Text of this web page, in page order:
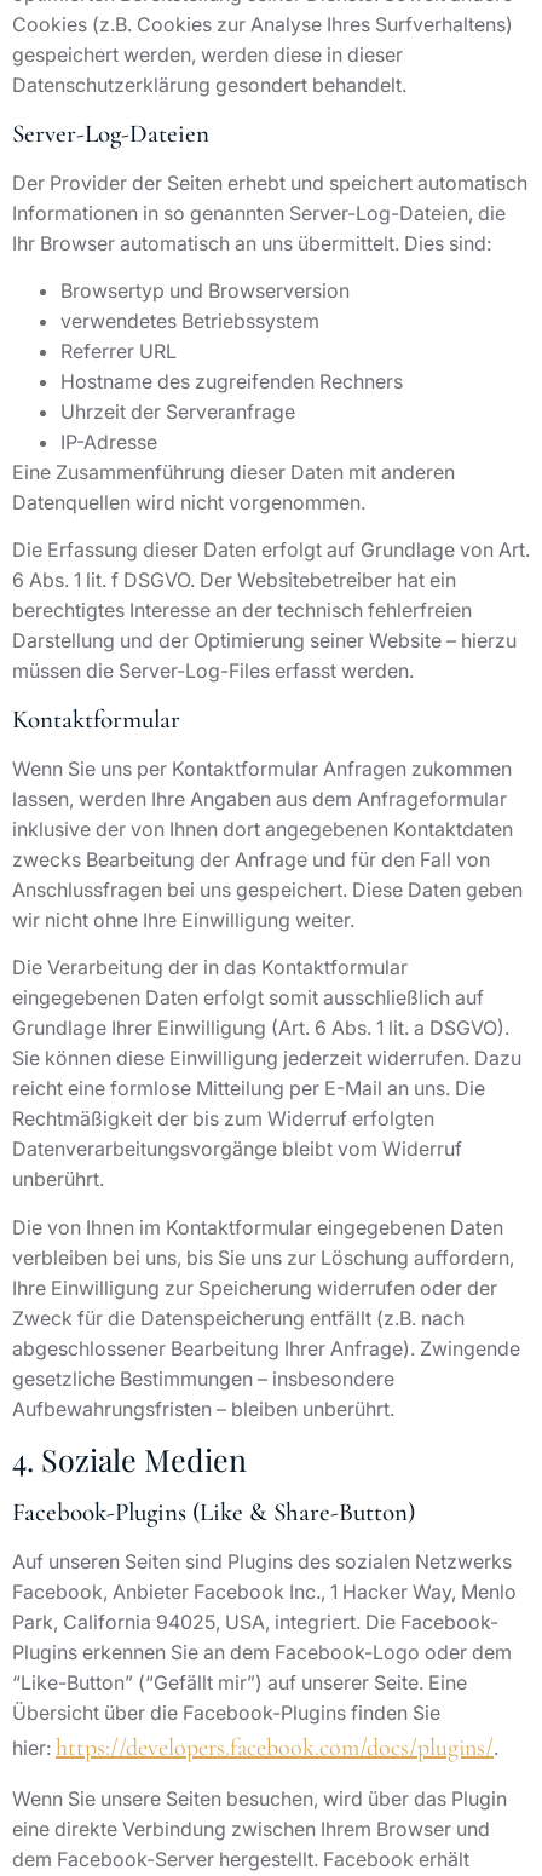
Cookies (z.B. Cookies zur Analyse Ihres Surfverhaltens)
gespeichert werden, werden diese in dieser
Datenschutzerklärung gesondert behandelt.
Server-Log-Dateien
Der Provider der Seiten erhebt und speichert automatisch
Informationen in so genannten Server-Log-Dateien, die
Ihr Browser automatisch an uns übermittelt. Dies sind:
Browsertyp und Browserversion
verwendetes Betriebssystem
Referrer URL
Hostname des zugreifenden Rechners
Uhrzeit der Serveranfrage
IP-Adresse
Eine Zusammenführung dieser Daten mit anderen
Datenquellen wird nicht vorgenommen.
Die Erfassung dieser Daten erfolgt auf Grundlage von Art.
6 Abs. 1 lit. f DSGVO. Der Websitebetreiber hat ein
berechtigtes Interesse an der technisch fehlerfreien
Darstellung und der Optimierung seiner Website – hierzu
müssen die Server-Log-Files erfasst werden.
Kontaktformular
Wenn Sie uns per Kontaktformular Anfragen zukommen
lassen, werden Ihre Angaben aus dem Anfrageformular
inklusive der von Ihnen dort angegebenen Kontaktdaten
zwecks Bearbeitung der Anfrage und für den Fall von
Anschlussfragen bei uns gespeichert. Diese Daten geben
wir nicht ohne Ihre Einwilligung weiter.
Die Verarbeitung der in das Kontaktformular
eingegebenen Daten erfolgt somit ausschließlich auf
Grundlage Ihrer Einwilligung (Art. 6 Abs. 1 lit. a DSGVO).
Sie können diese Einwilligung jederzeit widerrufen. Dazu
reicht eine formlose Mitteilung per E-Mail an uns. Die
Rechtmäßigkeit der bis zum Widerruf erfolgten
Datenverarbeitungsvorgänge bleibt vom Widerruf
unberührt.
Die von Ihnen im Kontaktformular eingegebenen Daten
verbleiben bei uns, bis Sie uns zur Löschung auffordern,
Ihre Einwilligung zur Speicherung widerrufen oder der
Zweck für die Datenspeicherung entfällt (z.B. nach
abgeschlossener Bearbeitung Ihrer Anfrage). Zwingende
gesetzliche Bestimmungen – insbesondere
Aufbewahrungsfristen – bleiben unberührt.
4. Soziale Medien
Facebook-Plugins (Like & Share-Button)
Auf unseren Seiten sind Plugins des sozialen Netzwerks
Facebook, Anbieter Facebook Inc., 1 Hacker Way, Menlo
Park, California 94025, USA, integriert. Die Facebook-
Plugins erkennen Sie an dem Facebook-Logo oder dem
“Like-Button” (“Gefällt mir”) auf unserer Seite. Eine
Übersicht über die Facebook-Plugins finden Sie
hier: https://developers.facebook.com/docs/plugins/.
Wenn Sie unsere Seiten besuchen, wird über das Plugin
eine direkte Verbindung zwischen Ihrem Browser und
dem Facebook-Server hergestellt. Facebook erhält